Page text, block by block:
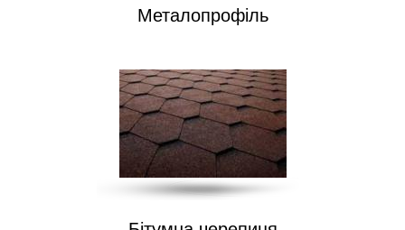
Металопрофіль